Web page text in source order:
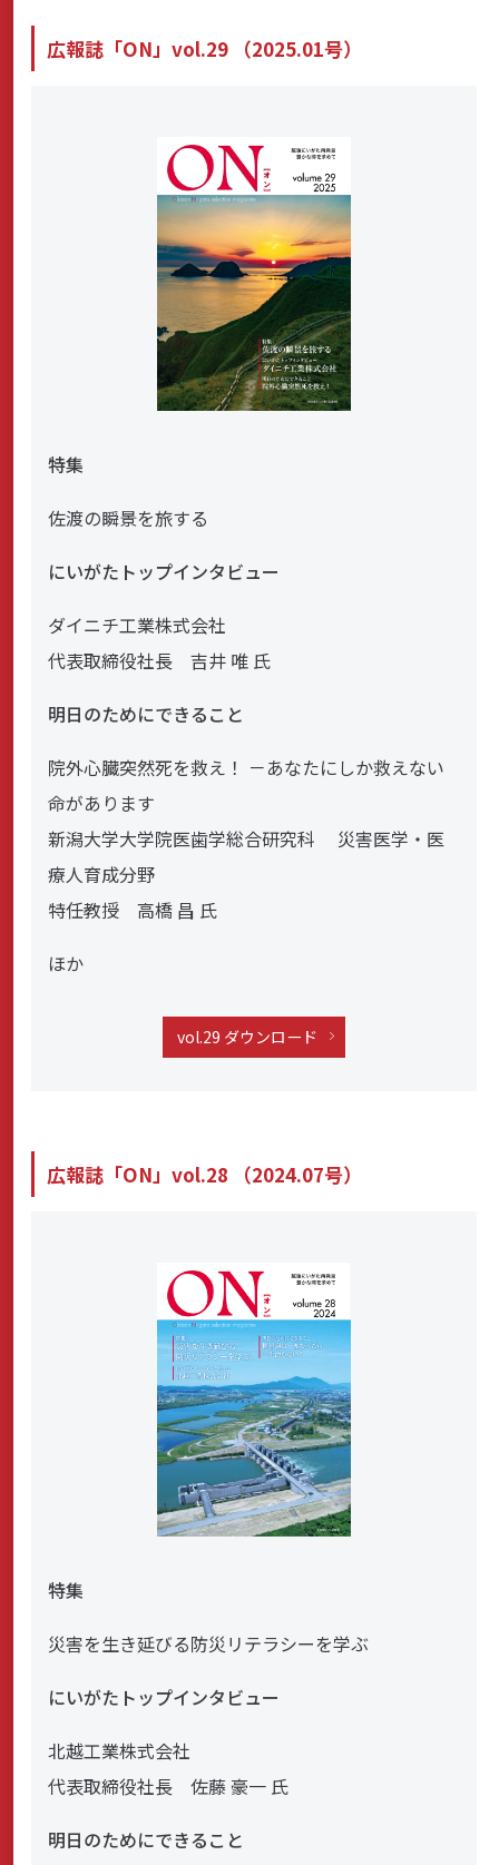
広報誌「ON」vol.29 （2025.01号）
特集
佐渡の瞬景を旅する
にいがたトップインタビュー
ダイニチ工業株式会社
代表取締役社長 吉井 唯 氏
明日のためにできること
院外心臓突然死を救え！ －あなたにしか救えない
命があります
新潟大学大学院医歯学総合研究科 災害医学・医
療人育成分野
特任教授 高橋 昌 氏
ほか
vol.29 ダウンロード
広報誌「ON」vol.28 （2024.07号）
特集
災害を生き延びる防災リテラシーを学ぶ
にいがたトップインタビュー
北越工業株式会社
代表取締役社長 佐藤 豪一 氏
明日のためにできること